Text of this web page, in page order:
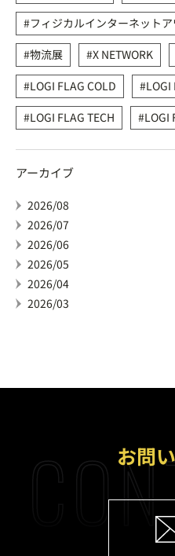
フィジカルインターネット
物流展
X NETWORK
LOGI FLAG COLD
LOGI
LOGI FLAG TECH
LOGI
アーカイブ
2026/08
2026/07
2026/06
2026/05
2026/04
2026/03
お問